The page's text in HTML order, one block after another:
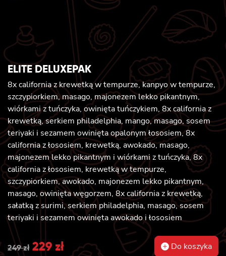
ELITE DELUXEPAK
8x california z krewetką w tempurze, kanpyo w tempurze,
szczypiorkiem, masago, majonezem lekko pikantnym,
wiórkami z tuńczyka, owinięta tuńczykiem, 8x california z
krewetką, serkiem philadelphia, mango, masago, sosem
teriyaki i sezamem owinięta opalonym łososiem, 8x
california z łososiem, krewetką, awokado, masago,
majonezem lekko pikantnym i wiórkami z tuńczyka, 8x
california z łososiem, krewetką w tempurze,
szczypiorkiem, awokado, majonezem lekko pikantnym,
masago, owinięta węgorzem, 8x california z krewetką,
sałatką z surimi, serkiem philadelphia, masago, sosem
teriyaki i sezamem owinięta awokado i łososiem
249zł Original
229 złCurrent
Do koszyka